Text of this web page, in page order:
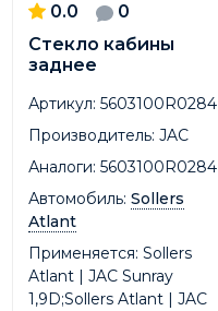
0.0
0
Стекло кабины
заднее
Артикул: 5603100R0284
Производитель: JAC
Аналоги: 5603100R0284
Автомобиль: Sollers
Atlant
Применяется: Sollers
Atlant | JAC Sunray
1,9D;Sollers Atlant | JAC